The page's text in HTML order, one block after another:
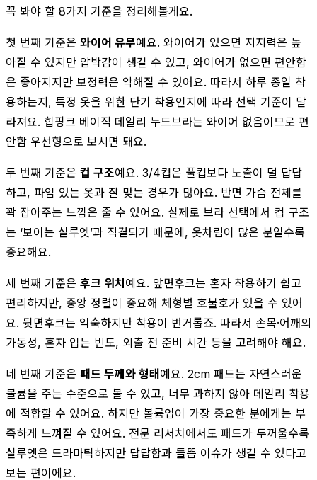
꼭 봐야 할 8가지 기준을 정리해볼게요.
첫 번째 기준은 와이어 유무예요. 와이어가 있으면 지지력은 높
아질 수 있지만 압박감이 생길 수 있고, 와이어가 없으면 편안함
은 좋아지지만 보정력은 약해질 수 있어요. 따라서 하루 종일 착
용하는지, 특정 옷을 위한 단기 착용인지에 따라 선택 기준이 달
라져요. 힙핑크 베이직 데일리 누드브라는 와이어 없음이므로 편
안함 우선형으로 보시면 돼요.
두 번째 기준은 컵 구조예요. 3/4컵은 풀컵보다 노출이 덜 답답
하고, 파임 있는 옷과 잘 맞는 경우가 많아요. 반면 가슴 전체를
꽉 잡아주는 느낌은 줄 수 있어요. 실제로 브라 선택에서 컵 구조
는 ‘보이는 실루엣’과 직결되기 때문에, 옷차림이 많은 분일수록
중요해요.
세 번째 기준은 후크 위치예요. 앞면후크는 혼자 착용하기 쉽고
편리하지만, 중앙 정렬이 중요해 체형별 호불호가 있을 수 있어
요. 뒷면후크는 익숙하지만 착용이 번거롭죠. 따라서 손목·어깨의
가동성, 혼자 입는 빈도, 외출 전 준비 시간 등을 고려해야 해요.
네 번째 기준은 패드 두께와 형태예요. 2cm 패드는 자연스러운
볼륨을 주는 수준으로 볼 수 있고, 너무 과하지 않아 데일리 착용
에 적합할 수 있어요. 하지만 볼륨업이 가장 중요한 분에게는 부
족하게 느껴질 수 있어요. 전문 리서치에서도 패드가 두꺼울수록
실루엣은 드라마틱하지만 답답함과 들뜸 이슈가 생길 수 있다고
보는 편이에요.